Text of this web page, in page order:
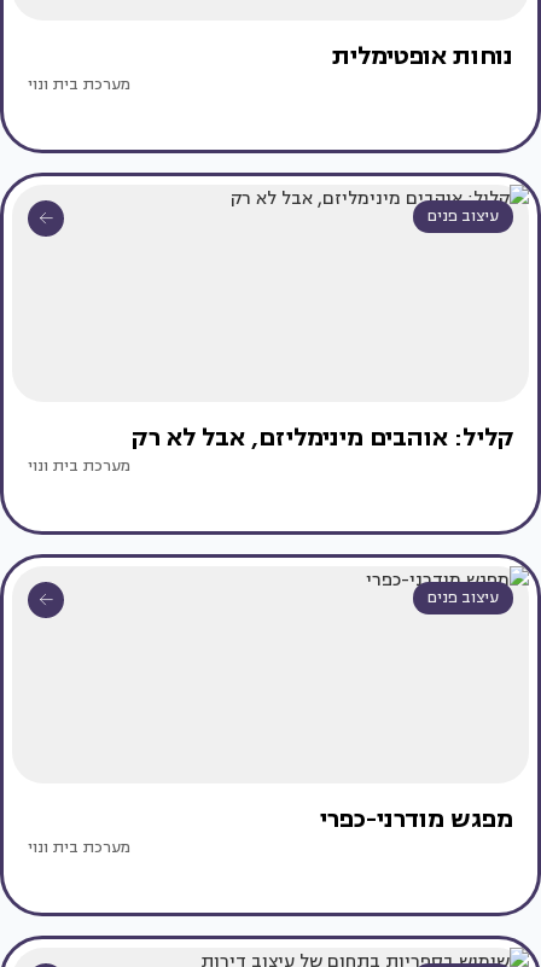
נוחות אופטימלית
מערכת בית ונוי
עיצוב פנים
קליל: אוהבים מינימליזם, אבל לא רק
מערכת בית ונוי
עיצוב פנים
מפגש מודרני-כפרי
מערכת בית ונוי